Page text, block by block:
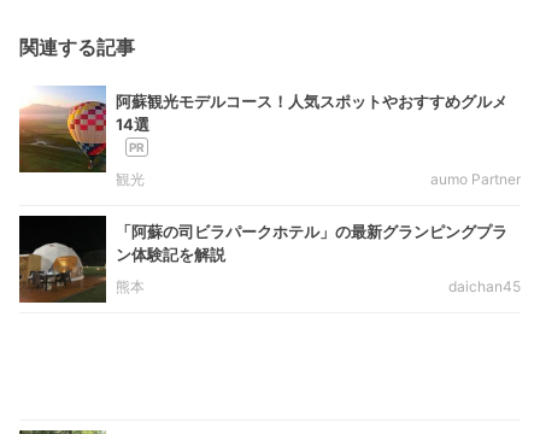
関連する記事
阿蘇観光モデルコース！人気スポットやおすすめグルメ
14選
観光 aumo Partner
「阿蘇の司ビラパークホテル」の最新グランピングプラ
ン体験記を解説
熊本 daichan45